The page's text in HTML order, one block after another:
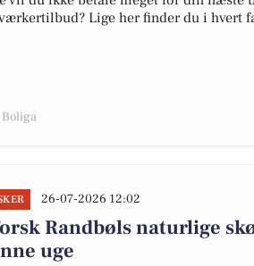
Lige her finder du i hvert
26-07-2026 12:02
Randbøls naturlige
uge